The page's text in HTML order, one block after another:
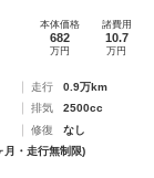
ド ＬＥＤヘッ
ーナー
本体価格
682
万円
諸費用
10.7
万円
走行
0.9万km
排気
2500cc
修復
なし
月・走行無制限)